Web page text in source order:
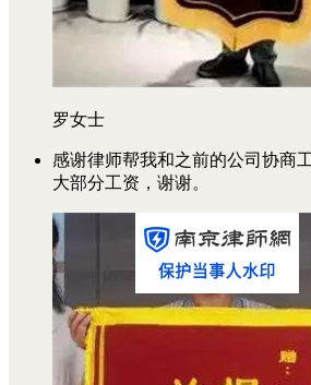
罗女士
感谢律师帮我和之前的公司协商
大部分工资，谢谢。